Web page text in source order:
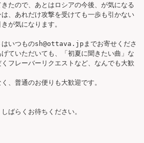
たので、あとはロシアの今後、が気になる
、あれだけ攻撃を受けても一歩も引かない
が気になります。
はいつものsh@ottava.jpまでお寄せくださ
ていただいても、「初夏に聞きたい曲」な
フレーバーリクエストなど、なんでも大歓
、普通のお便りも大歓迎です。
ばらくお待ちください。